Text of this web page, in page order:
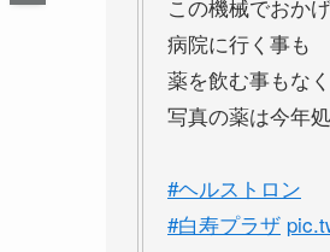
この機械でおか
病院に行く事も
薬を飲む事もな
写真の薬は今年
#ヘルストロン
#白寿プラザ